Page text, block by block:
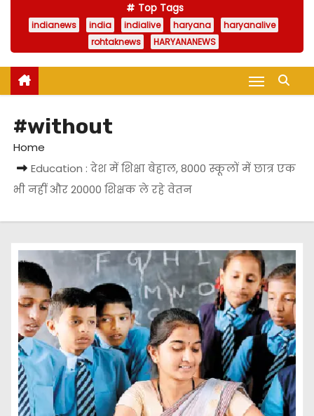
Top Tags
indianews india indialive haryana
haryanalive
rohtaknews
HARYANANEWS
#without
Home
Education : देश में शिक्षा बेहाल, 8000 स्कूलों में छात्र एक
भी नहीं और 20000 शिक्षक ले रहे वेतन